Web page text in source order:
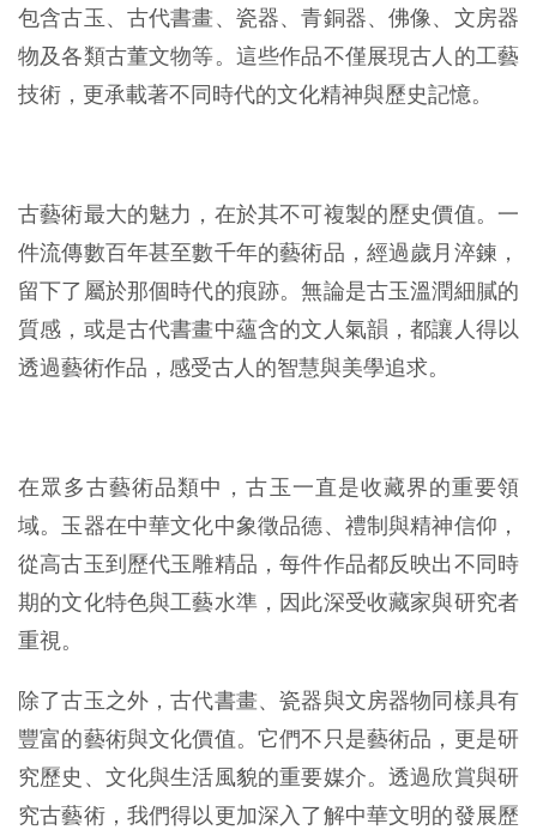
包含古玉、古代書畫、瓷器、青銅器、佛像、文房器
物及各類古董文物等。這些作品不僅展現古人的工藝
技術，更承載著不同時代的文化精神與歷史記憶。
古藝術最大的魅力，在於其不可複製的歷史價值。一
件流傳數百年甚至數千年的藝術品，經過歲月淬鍊，
留下了屬於那個時代的痕跡。無論是古玉溫潤細膩的
質感，或是古代書畫中蘊含的文人氣韻，都讓人得以
透過藝術作品，感受古人的智慧與美學追求。
在眾多古藝術品類中，古玉一直是收藏界的重要領
域。玉器在中華文化中象徵品德、禮制與精神信仰，
從高古玉到歷代玉雕精品，每件作品都反映出不同時
期的文化特色與工藝水準，因此深受收藏家與研究者
重視。
除了古玉之外，古代書畫、瓷器與文房器物同樣具有
豐富的藝術與文化價值。它們不只是藝術品，更是研
究歷史、文化與生活風貌的重要媒介。透過欣賞與研
究古藝術，我們得以更加深入了解中華文明的發展歷